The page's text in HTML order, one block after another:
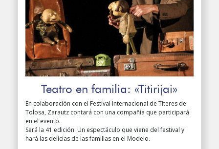
Teatro en familia: «Titirijai»
En colaboración con el Festival Internacional de Títeres de
Tolosa, Zarautz contará con una compañía que participará
en el evento.
Será la 41 edición. Un espectáculo que viene del festival y
hará las delicias de las familias en el Modelo.